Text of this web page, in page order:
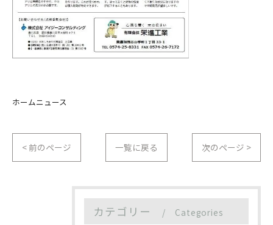
ホームニュース
< 前のページ 一覧に戻る 次のページ >
カテゴリー Categories